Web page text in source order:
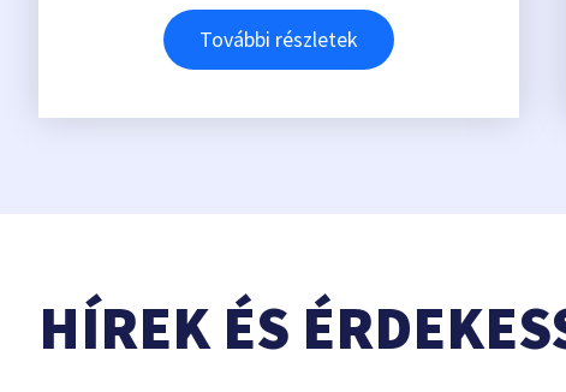
További részletek
HÍREK ÉS